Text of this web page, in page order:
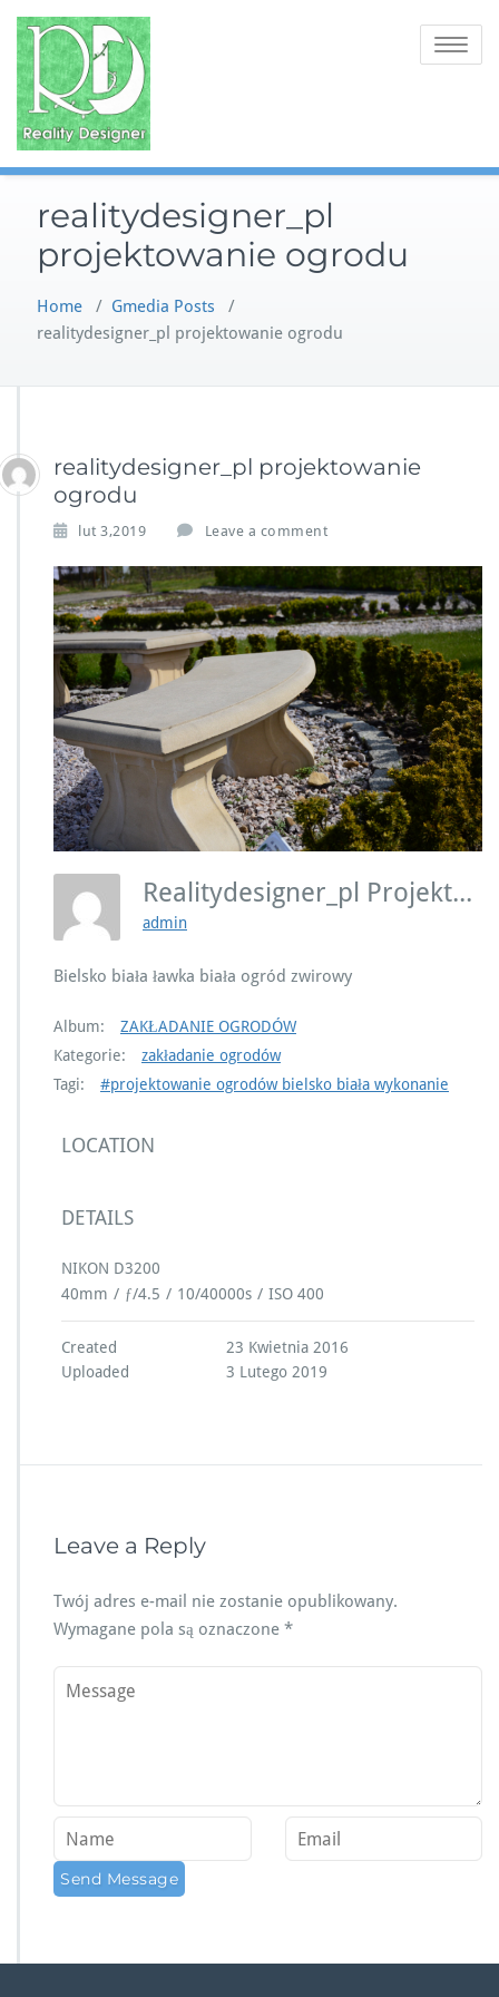
content
Toggle
realitydesigner_pl
projektowanie ogrodu
Home / Gmedia Posts /
realitydesigner_pl projektowanie ogrodu
realitydesigner_pl projektowanie
ogrodu
lut 3,2019 Leave a comment
Realitydesigner_pl Projektowanie Ogrodu
admin
Bielsko biała ławka biała ogród zwirowy
Album:
ZAKŁADANIE OGRODÓW
Kategorie:
zakładanie ogrodów
Tagi:
#projektowanie ogrodów bielsko biała wykonanie
LOCATION
DETAILS
NIKON D3200
40mm / ƒ/4.5 / 10/40000s / ISO 400
Created
23 Kwietnia 2016
Uploaded
3 Lutego 2019
Leave a Reply
Twój adres e-mail nie zostanie opublikowany.
Wymagane pola są oznaczone *